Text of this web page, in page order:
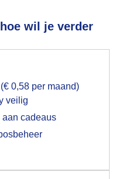
wil je verder
(€ 0,58 per maand)
veilig
aan cadeaus
voor het
op hebt gegeven,
je browser waarin
popup